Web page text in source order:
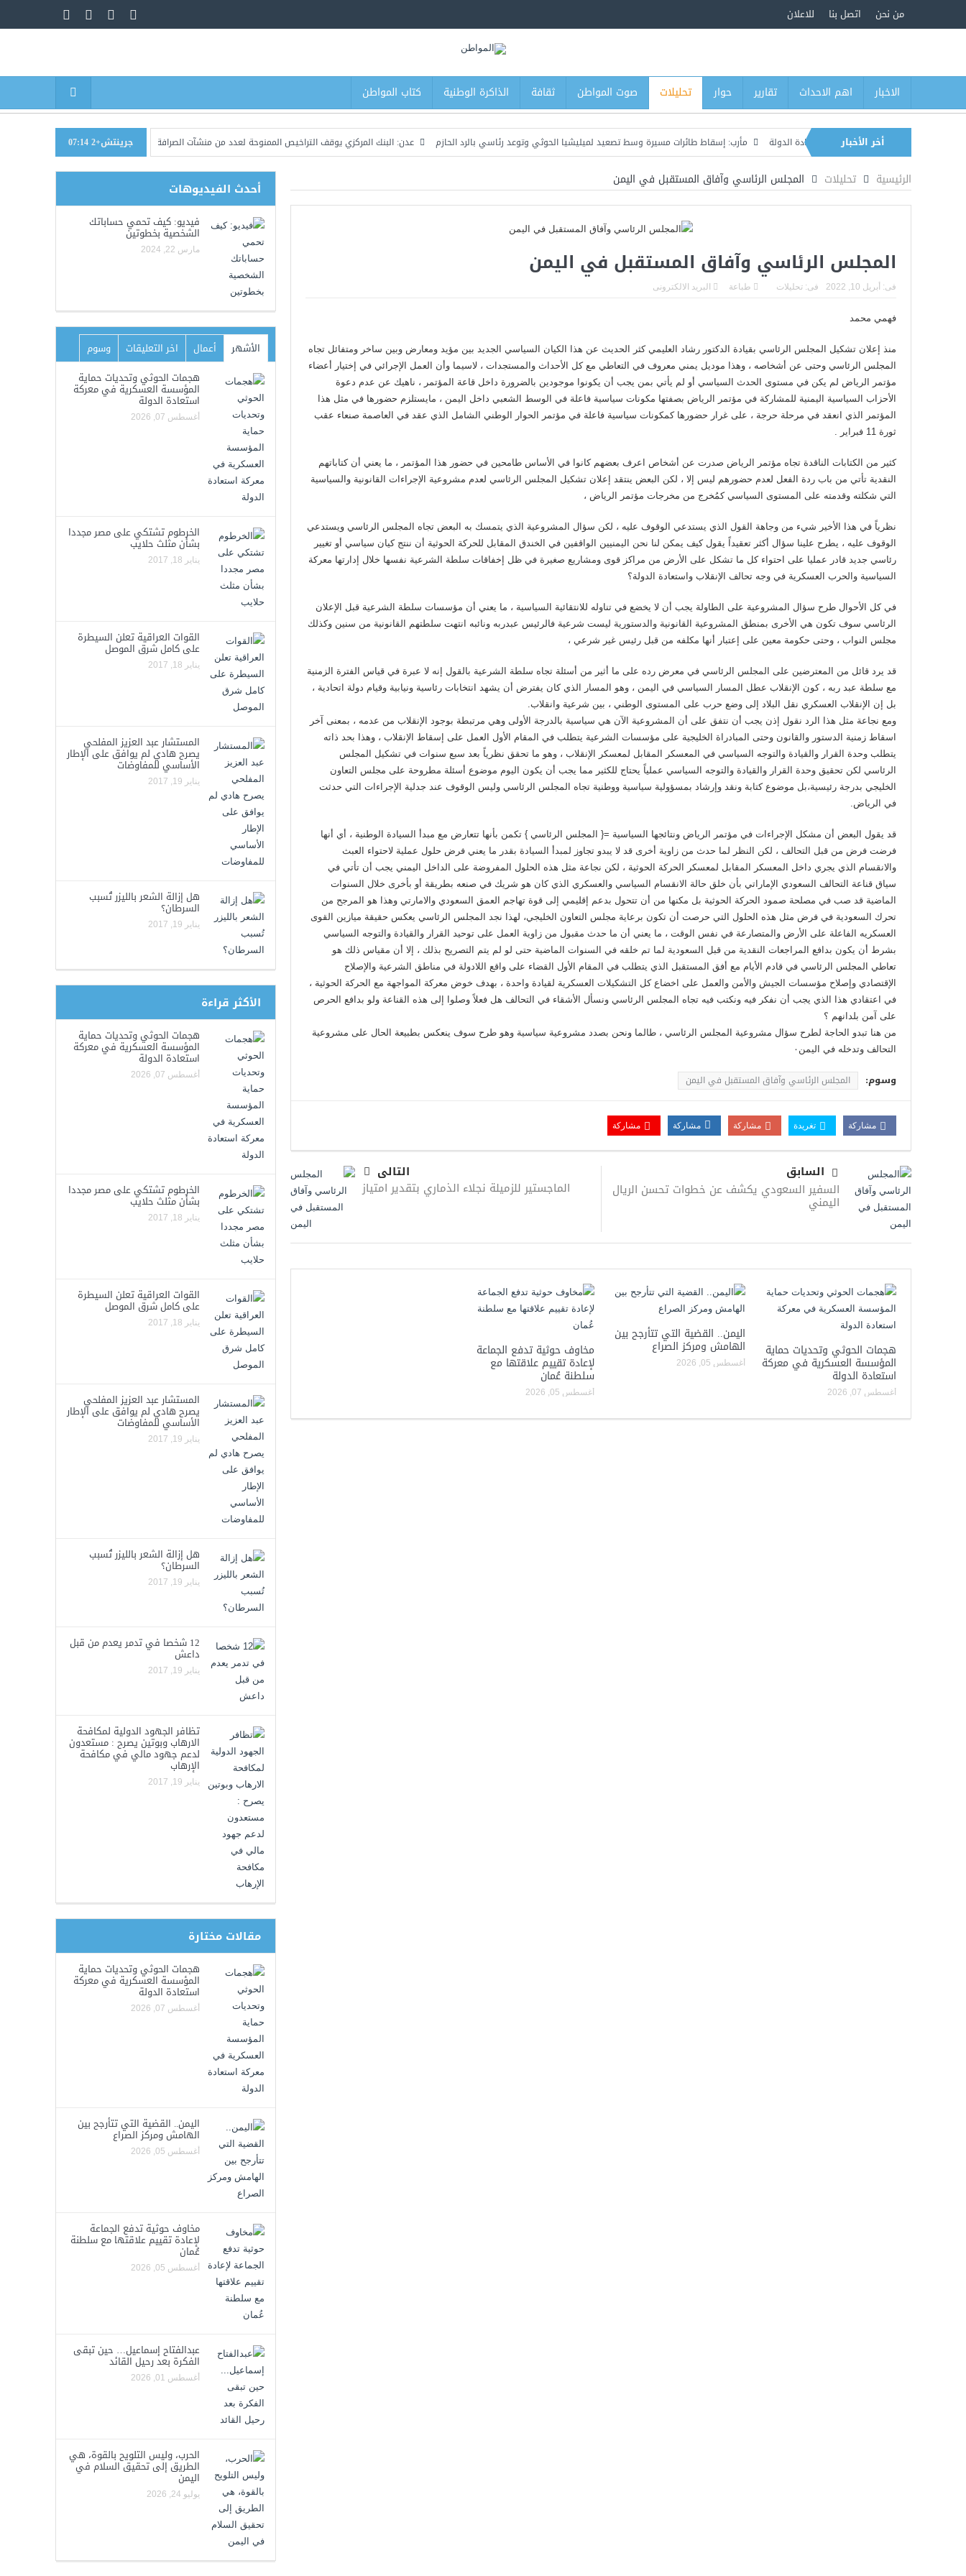
من نحن اتصل بنا للاعلان
الاخبار اهم الاحداث تقارير حوار تحليلات صوت المواطن ثقافة الذاكرة الوطنية كتاب المواطن
أخر الأخبار
العسكرية في معركة استعادة الدولة مأرب: إسقاط طائرات مسيرة وسط تصعيد لميليشيا الحوثي وتوعد رئاسي بالرد الحازم عدن: البنك المركزي يوقف التراخيص الممنوحة لعدد من منشآت الصرافة وإغلاق مقراتها
وزارة الدفاع تطلق حملة أمنية
جرينتش+2 07:14
الرئيسية تحليلات المجلس الرئاسي وآفاق المستقبل في اليمن
المجلس الرئاسي وآفاق المستقبل في اليمن
فى: أبريل 10, 2022 فى:تحليلات طباعة البريد الالكترونى
فهمي محمد
منذ إعلان تشكيل المجلس الرئاسي بقيادة الدكتور رشاد العليمي كثر الحديث عن هذا الكيان السياسي الجديد بين مؤيد ومعارض وبين ساخر ومتفائل تجاه
المجلس الرئاسي وحتى عن أشخاصه ، وهذا موديل يمني معروف في التعاطي مع كل الأحداث والمستجدات ، لاسيما وأن العمل الإجرائي في إختيار أعضاء
مؤتمر الرياض لم يكن في مستوى الحدث السياسي أو لم يأتي بمن يجب أن يكونوا موجودين بالضرورة داخل قاعة المؤتمر ، ناهيك عن عدم دعوة
الأحزاب السياسية اليمنية للمشاركة في مؤتمر الرياض بصفتها مكونات سياسية فاعلة في الوسط الشعبي داخل اليمن ، مايستلزم حضورها في مثل هذا
المؤتمر الذي انعقد في مرحلة حرجة ، على غرار حضورها كمكونات سياسية فاعلة في مؤتمر الحوار الوطني الشامل الذي عقد في العاصمة صنعاء عقب
ثورة 11 فبراير .
كثير من الكتابات الناقدة تجاه مؤتمر الرياض صدرت عن أشخاص اعرف بعضهم كانوا في الأساس طامحين في حضور هذا المؤتمر ، ما يعني أن كتاباتهم
النقدية تأتي من باب ردة الفعل لعدم حضورهم ليس إلا ، لكن البعض ينتقد إعلان تشكيل المجلس الرئاسي لعدم مشروعية الإجراءات القانونية والسياسية
التي شكلته وقدمته على المستوى السياسي كمُخرج من مخرجات مؤتمر الرياض ،
نظرياً في هذا الأخير شيء من وجاهة القول الذي يستدعي الوقوف عليه ، لكن سؤال المشروعية الذي يتمسك به البعض تجاه المجلس الرئاسي ويستدعي
الوقوف عليه ، يطرح علينا سؤال أكثر تعقيداً يقول كيف يمكن لنا نحن اليمنيين الواقفين في الخندق المقابل للحركة الحوثية أن ننتج كيان سياسي أو تغيير
رئاسي جديد قادر عمليا على احتواء كل ما تشكل على الأرض من مراكز قوى ومشاريع صغيرة في ظل إخفاقات سلطة الشرعية نفسها خلال إدارتها معركة
السياسية والحرب العسكرية في وجه تحالف الإنقلاب واستعادة الدولة؟
في كل الأحوال طرح سؤال المشروعية على الطاولة يجب أن لا يخضع في تناوله للانتقائية السياسية ، ما يعني أن مؤسسات سلطة الشرعية قبل الإعلان
الرئاسي سوف تكون هي الأخرى بمنطق المشروعية القانونية والدستورية ليست شرعية فالرئيس عبدربه ونائبه انتهت سلطتهم القانونية من سنين وكذلك
مجلس النواب ، وحتى حكومة معين على إعتبار أنها مكلفه من قبل رئيس غير شرعي ،
قد يرد قائل من المعترضين على المجلس الرئاسي في معرض رده على ما أثير من أسئلة تجاه سلطة الشرعية بالقول إنه لا عبرة في قياس الفترة الزمنية
مع سلطة عبد ربه ، كون الإنقلاب عطل المسار السياسي في اليمن ، وهو المسار الذي كان يفترض أن يشهد انتخابات رئاسية ونيابية وقيام دولة اتحادية ،
بل إن الإنقلاب العسكري نقل البلاد إلى وضع حرب على المستوى الوطني ، بين شرعية وانقلاب.
ومع نجاعة مثل هذا الرد نقول إذن يجب أن نتفق على أن المشروعية الآن هي سياسية بالدرجة الأولى وهي مرتبطة بوجود الإنقلاب من عدمه ، بمعنى آخر
اسقاط زمنية الدستور والقانون وحتى المبادراة الخليجية على مؤسسات الشرعية يتطلب في المقام الأول العمل على إسقاط الإنقلاب ، وهذا بحد ذاته
يتطلب وحدة القرار والقيادة والتوجه السياسي في المعسكر المقابل لمعسكر الإنقلاب ، وهو ما تحقق نظرياً بعد سبع سنوات في تشكيل المجلس
الرئاسي لكن تحقيق وحدة القرار والقيادة والتوجه السياسي عملياً يحتاج للكثير مما يجب أن يكون اليوم موضوع أسئلة مطروحة على مجلس التعاون
الخليجي بدرجة رئيسية،بل موضوع كتابة ونقد وإرشاد بمسؤولية سياسية ووطنية تجاه المجلس الرئاسي وليس الوقوف عند جدلية الإجراءات التي حدثت
في الرياض.
قد يقول البعض أن مشكل الإجراءات في مؤتمر الرياض ونتائجها السياسية ={ المجلس الرئاسي } تكمن بأنها تتعارض مع مبدأ السيادة الوطنية ، أي أنها
فرضت فرض من قبل التحالف ، لكن النظر لما حدث من زاوية أخرى قد لا يبدو تجاوز لمبدأ السيادة بقدر ما يعني فرض حلول عملية لاحتواء العبث
والانقسام الذي يجري داخل المعسكر المقابل لمعسكر الحركة الحوثية ، لكن نجاعة مثل هذه الحلول المفروضة على الداخل اليمني يجب أن تأتي في
سياق قناعة التحالف السعودي الإماراتي بأن خلق حالة الانقسام السياسي والعسكري الذي كان هو شريك في صنعه بطريقة أو بأخرى خلال السنوات
الماضية قد صب في مصلحة صمود الحركة الحوثية بل مكنها من أن تتحول بدعم إقليمي إلى قوة تهاجم العمق السعودي والامارتي وهذا هو المرجح من
تحرك السعودية في فرض مثل هذه الحلول التي حرصت أن تكون برعاية مجلس التعاون الخليجي، لهذا نجد المجلس الرئاسي يعكس حقيقة ميازين القوى
العسكريه الفاعلة على الأرض والمتصارعة في نفس الوقت ، ما يعني أن ما حدث مقبول من زاوية العمل على توحيد القرار والقيادة والتوجه السياسي
بشرط أن يكون بدافع المراجعات النقدية من قبل السعودية لما تم خلقه في السنوات الماضية حتى لو لم يتم التصريح بذلك ، إلا أن مقياس ذلك هو
تعاطي المجلس الرئاسي في قادم الأيام مع أفق المستقبل الذي يتطلب في المقام الأول القضاء على واقع اللادولة في مناطق الشرعية والإصلاح
الإقتصادي وإصلاح مؤسسات الجيش والأمن والعمل على اخضاع كل التشكيلات العسكرية لقيادة واحدة ، بهدف خوض معركة المواجهة مع الحركة الحوثية ،
في اعتقادي هذا الذي يجب أن نفكر فيه ونكتب فيه تجاه المجلس الرئاسي ونسأل الأشقاء في التحالف هل فعلاً وصلوا إلى هذه القناعة ولو بدافع الحرص
على آمن بلدانهم ؟
من هنا تبدو الحاجة لطرح سؤال مشروعية المجلس الرئاسي ، طالما ونحن بصدد مشروعية سياسية وهو طرح سوف ينعكس بطبيعة الحال على مشروعية
التحالف وتدخله في اليمن٠
وسوم: المجلس الرئاسي وآفاق المستقبل في اليمن
مشاركة تغريدة مشاركة مشاركة مشاركة
السابق
السفير السعودي يكشف عن خطوات تحسن الريال
اليمني
التالى
الماجستير للزميلة نجلاء الذماري بتقدير امتياز
هجمات الحوثي وتحديات حماية
المؤسسة العسكرية في معركة
استعادة الدولة
أغسطس 07, 2026
اليمن.. القضية التي تتأرجح بين
الهامش ومركز الصراع
أغسطس 05, 2026
مخاوف حوثية تدفع الجماعة
لإعادة تقييم علاقتها مع
سلطنة عُمان
أغسطس 05, 2026
أحدث الفيديوهات
فيديو: كيف تحمي حساباتك
الشخصية بخطوتين
مارس 22, 2024
الأشهر أعمال اخر التعليقات
وسوم
هجمات الحوثي وتحديات حماية
المؤسسة العسكرية في معركة
استعادة الدولة
أغسطس 07, 2026
الخرطوم تشتكي على مصر مجددا
بشأن مثلث حلايب
يناير 18, 2017
القوات العراقية تعلن السيطرة
على كامل شرق الموصل
يناير 18, 2017
المستشار عبد العزيز المفلحي
يصرح هادي لم يوافق على الإطار
الأساسي للمفاوضات
يناير 19, 2017
هل إزالة الشعر بالليزر تُسبب
السرطان؟
يناير 19, 2017
الأكثر قراءة
هجمات الحوثي وتحديات حماية
المؤسسة العسكرية في معركة
استعادة الدولة
أغسطس 07, 2026
الخرطوم تشتكي على مصر مجددا
بشأن مثلث حلايب
يناير 18, 2017
القوات العراقية تعلن السيطرة
على كامل شرق الموصل
يناير 18, 2017
المستشار عبد العزيز المفلحي
يصرح هادي لم يوافق على الإطار
الأساسي للمفاوضات
يناير 19, 2017
هل إزالة الشعر بالليزر تُسبب
السرطان؟
يناير 19, 2017
12 شخصا في تدمر يعدم من قبل
داعش
يناير 19, 2017
تظافر الجهود الدولية لمكافحة
الارهاب وبوتين يصرح : مستعدون
لدعم جهود مالي في مكافحة
الإرهاب
يناير 19, 2017
مقالات مختارة
هجمات الحوثي وتحديات حماية
المؤسسة العسكرية في معركة
استعادة الدولة
أغسطس 07, 2026
اليمن.. القضية التي تتأرجح بين
الهامش ومركز الصراع
أغسطس 05, 2026
مخاوف حوثية تدفع الجماعة
لإعادة تقييم علاقتها مع سلطنة
عُمان
أغسطس 05, 2026
عبدالفتاح إسماعيل… حين تبقى
الفكرة بعد رحيل القائد
أغسطس 01, 2026
الحرب، وليس التلويح بالقوة، هي
الطريق إلى تحقيق السلام في
اليمن
يوليو 24, 2026